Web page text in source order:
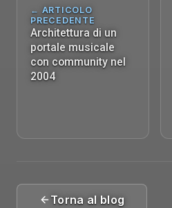
← ARTICOLO
PRECEDENTE
Architettura di un
portale musicale
con community nel
2004
Torna al blog